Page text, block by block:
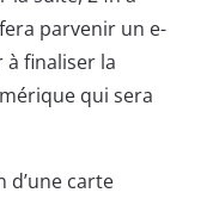
parvenir un e-
à finaliser la
qui sera
d’une carte